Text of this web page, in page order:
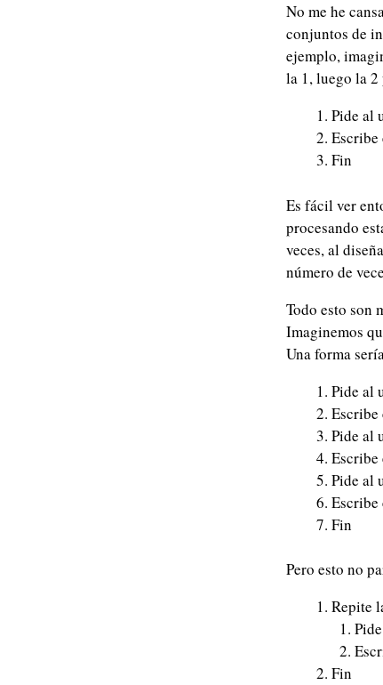
No me he
conjuntos de
ejemplo,
la 1, luego la
Pide al
Escribe
Fin
Es fácil ver
procesando
veces, al
número de
Todo esto son
Imaginemos
Una forma
Pide al
Escribe
Pide al
Escribe
Pide al
Escribe
Fin
Pero esto no
Repite
Fin